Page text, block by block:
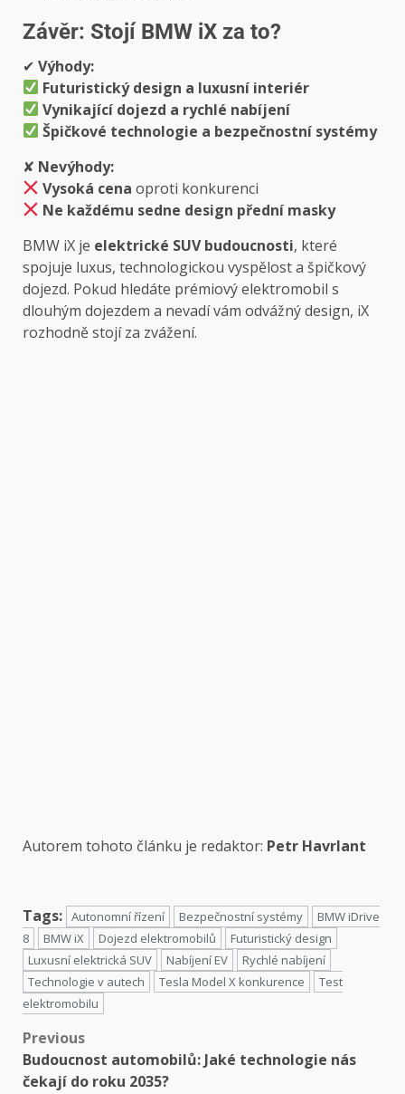
Závěr: Stojí BMW iX za to?
✔ Výhody:
Futuristický design a luxusní interiér
Vynikající dojezd a rychlé nabíjení
Špičkové technologie a bezpečnostní systémy
✘ Nevýhody:
Vysoká cena oproti konkurenci
Ne každému sedne design přední masky
BMW iX je elektrické SUV budoucnosti, které
spojuje luxus, technologickou vyspělost a špičkový
dojezd. Pokud hledáte prémiový elektromobil s
dlouhým dojezdem a nevadí vám odvážný design, iX
rozhodně stojí za zvážení.
Autorem tohoto článku je redaktor: Petr Havrlant
Tags: Autonomní řízení Bezpečnostní systémy
BMW iDrive
8
BMW iX Dojezd elektromobilů
Futuristický design
Luxusní elektrická SUV
Nabíjení EV
Rychlé nabíjení
Technologie v autech
Tesla Model X konkurence
Test
elektromobilu
Previous
Budoucnost automobilů: Jaké technologie nás
čekají do roku 2035?